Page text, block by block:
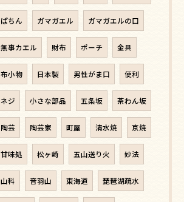
ぱちん ガマガエル ガマガエルの口
無事カエル 財布 ポーチ 金具
布小物 日本製 男性がま口 便利
ネジ 小さな部品 五条坂 茶わん坂
陶芸 陶芸家 町屋 清水焼 京焼
甘味処 松ヶ崎 五山送り火 妙法
山科 音羽山 東海道 琵琶湖疏水